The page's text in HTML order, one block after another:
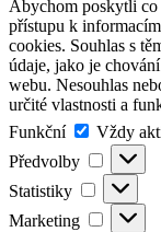
Abychom poskytli co
přístupu k
cookies. Souhlas s
údaje, jako je
webu. Nesouhlas
určité vlastnosti a
Funkční
Funkční
Vždy
Předvolby
Statistiky Statistiky
Marketing